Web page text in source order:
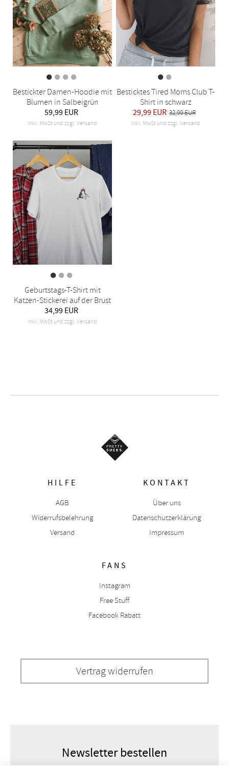
Bestickter Damen-Hoodie mit
Blumen in Salbeigrün
59,99 EUR
inkl. MwSt und zzgl. Versand
Besticktes Tired Moms Club T-
Shirt in schwarz
29,99 EUR 32,99 EUR
inkl. MwSt und zzgl. Versand
Geburtstags-T-Shirt mit
Katzen-Stickerei auf der Brust
34,99 EUR
inkl. MwSt und zzgl. Versand
HILFE
AGB
Widerrufsbelehrung
Versand
KONTAKT
Über uns
Datenschutzerklärung
Impressum
FANS
Instagram
Free Stuff
Facebook Rabatt
Vertrag widerrufen
Newsletter bestellen